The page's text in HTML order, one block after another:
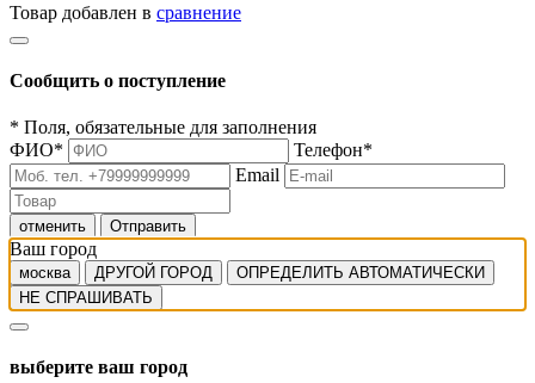
Товар добавлен в сравнение
Сообщить о поступление
* Поля, обязательные для заполнения
ФИО* Телефон*
Email
отменить Отправить
Ваш город
москва ДРУГОЙ ГОРОД
ОПРЕДЕЛИТЬ АВТОМАТИЧЕСКИ
НЕ СПРАШИВАТЬ
выберите ваш город